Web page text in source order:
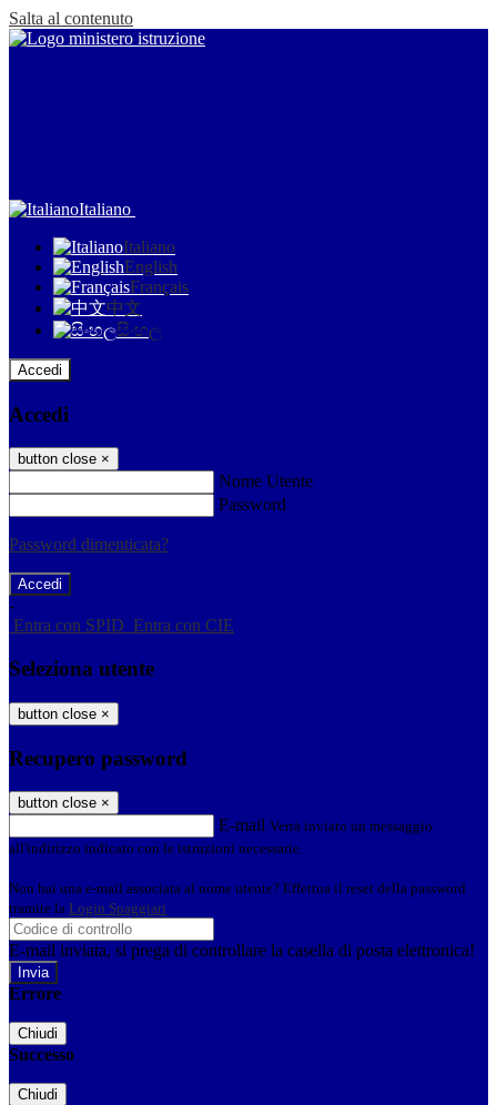
Salta al contenuto
Italiano
Italiano
English
Français
中文
සිංහල
Accedi
Accedi
button close ×
Nome Utente
Password
Password dimenticata?
-
Entra con SPID Entra con CIE
Seleziona utente
button close ×
Recupero password
button close ×
E-mail Verrà inviato un messaggio
all'indirizzo indicato con le istruzioni necessarie.
Non hai una e-mail associata al nome utente? Effettua il reset della password
tramite la Login Spaggiari
E-mail inviata, si prega di controllare la casella di posta elettronica!
Errore
Chiudi
Successo
Chiudi